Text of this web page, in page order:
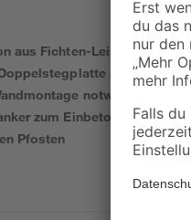
aus Fichten-Leimholz
als
notwendig
zum Einbetonieren
Pfosten